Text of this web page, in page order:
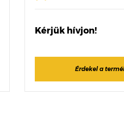
Kérjük hívjon!
Érdekel a